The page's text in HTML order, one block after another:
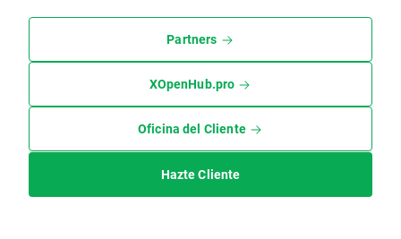
Partners
XOpenHub.pro
Oficina del Cliente
Hazte Cliente